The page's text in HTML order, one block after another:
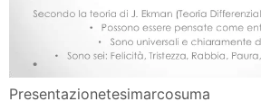
Presentazionetesimarcosuma